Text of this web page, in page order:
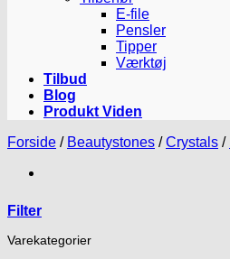
E-file
Pensler
Tipper
Værktøj
Tilbud
Blog
Produkt Viden
Forside / Beautystones / Crystals /
Filter
Varekategorier